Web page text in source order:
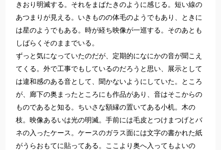
きおり明滅する。それをまばたきのように感じる。短い線の
あつまりが見える。いきものの体毛のようでもあり、ときに
は星のようでもある。時が経ち映像が一巡する。そのあとも
しばらくそのままでいる。
ずっと気になっていたのだが、定期的になにかの音が聞こえ
てくる。外で工事でもしているのだろうと思い、展示として
は違和感のある音として、聞かないようにしていた。ところ
が、廊下の奥まったところにも作品があり、音はそこからの
ものであると知る。ちいさな額縁の置いてある小机。木の
枝。映像あるいは光の明滅。手前には毛皮とつけまつげとバ
ネの入ったケース。ケースのガラス面には文字の書かれた紙
がうらおもてに貼ってある。ここより奥へ入ってもよいの